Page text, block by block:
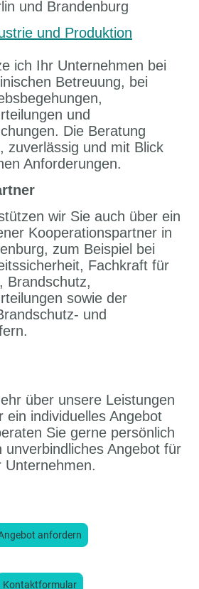
und Brandenburg
und Produktion
ich Ihr Unternehmen bei
Betreuung, bei
und
Die Beratung
zuverlässig und mit Blick
Anforderungen.
wir Sie auch über ein
Kooperationspartner in
zum Beispiel bei
Fachkraft für
Brandschutz,
sowie der
und
über unsere Leistungen
ein individuelles Angebot
Sie gerne persönlich
unverbindliches Angebot für
Unternehmen.
anfordern
Kontaktformular